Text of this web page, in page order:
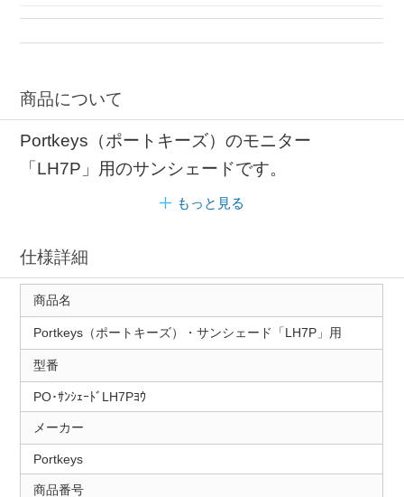
商品について
Portkeys（ポートキーズ）のモニター
「LH7P」用のサンシェードです。
もっと見る
仕様詳細
商品名
Portkeys（ポートキーズ）・サンシェード「LH7P」用
型番
PO･ｻﾝｼｪｰﾄﾞLH7Pﾖｳ
メーカー
Portkeys
商品番号